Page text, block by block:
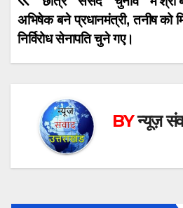
Post
navigation
को
अभिषेक बने प्रधानमंत्री, तनीष
निर्विरोध सेनापति चुने गए।
BYन्यूज़